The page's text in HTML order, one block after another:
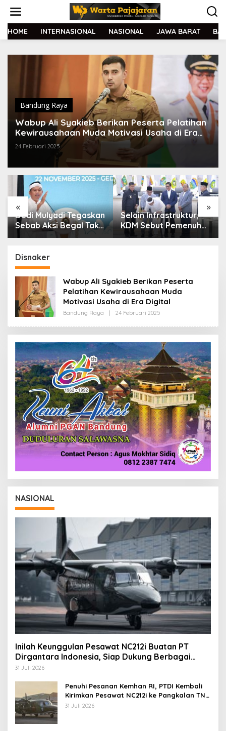
t
HOME INTERNASIONAL NASIONAL JAWA BARAT
Bandung Raya
Wabup Ali Syakieb Berikan Peserta Pelatihan
Kewirausahaan Muda Motivasi Usaha di Era
Digital
24 Februari 2025
« »
Dedi Mulyadi Tegaskan
Sebab Aksi Begal Tak
Boleh Hanya Dikaitkan
Selain Infrastruktur,
KDM Sebut Pemenuhan
Kebutuhan Dasar
Disnaker
Wabup Ali Syakieb Berikan Peserta
Pelatihan Kewirausahaan Muda
Motivasi Usaha di Era Digital
Bandung Raya 24 Februari 2025
E
H
R
E
D
K
I
NASIONAL
Inilah Keunggulan Pesawat NC212i Buatan PT
Dirgantara Indonesia, Siap Dukung Berbagai
Operasi TNI
31 Juli 2026
Penuhi Pesanan Kemhan RI, PTDI Kembali
Kirimkan Pesawat NC212i ke Pangkalan TNI
AU
31 Juli 2026